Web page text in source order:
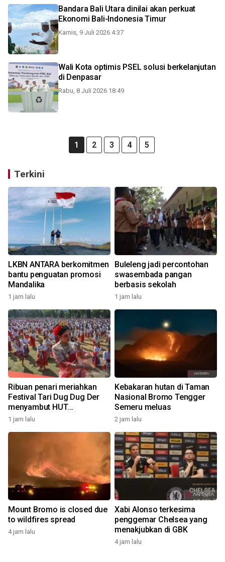
Bandara Bali Utara dinilai akan perkuat
Ekonomi Bali-Indonesia Timur
Kamis, 9 Juli 2026 4:37
Wali Kota optimis PSEL solusi berkelanjutan
di Denpasar
Rabu, 8 Juli 2026 18:49
1 2 3 4 5
Terkini
LKBN ANTARA berkomitmen
bantu penguatan promosi
Mandalika
1 jam lalu
Buleleng jadi percontohan
swasembada pangan
berbasis sekolah
1 jam lalu
Ribuan penari meriahkan
Festival Tari Dug Dug Der
menyambut HUT
Kemerdekaan
1 jam lalu
Kebakaran hutan di Taman
Nasional Bromo Tengger
Semeru meluas
2 jam lalu
Mount Bromo is closed due
to wildfires spread
4 jam lalu
Xabi Alonso terkesima
penggemar Chelsea yang
menakjubkan di GBK
4 jam lalu